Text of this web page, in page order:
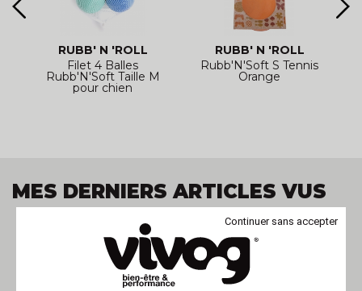
RUBB' N 'ROLL
Filet 4 Balles
Rubb'N'Soft Taille M
pour chien
RUBB' N 'ROLL
Rubb'N'Soft S Tennis
Orange
MES DERNIERS ARTICLES VUS
Continuer sans accepter